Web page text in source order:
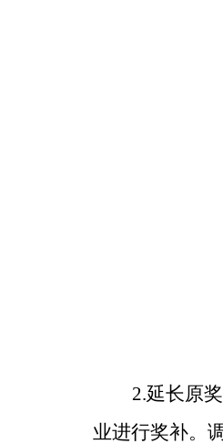
2.延长原
业进行奖补。